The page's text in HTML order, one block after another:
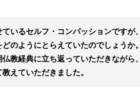
いるセルフ・コンパッションですが
どのようにとらえていたのでしょうか
教経典に立ち返っていただきながら
えていただきました。